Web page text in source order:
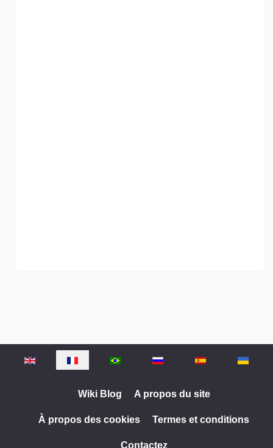
Sélectionnez votre langue
Wiki Blog A propos du site
À propos des cookies Termes et conditions
Contactez